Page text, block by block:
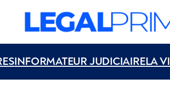
INFORMATEUR JUDICIAIRELA